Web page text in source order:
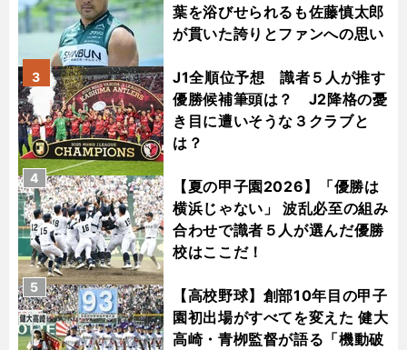
葉を浴びせられるも佐藤慎太郎
が貫いた誇りとファンへの思い
J1全順位予想 識者５人が推す
優勝候補筆頭は？ J2降格の憂
き目に遭いそうな３クラブと
は？
3
【夏の甲子園2026】「優勝は
横浜じゃない」 波乱必至の組み
合わせで識者５人が選んだ優勝
校はここだ！
4
【高校野球】創部10年目の甲子
園初出場がすべてを変えた 健大
高崎・青栁監督が語る「機動破
5